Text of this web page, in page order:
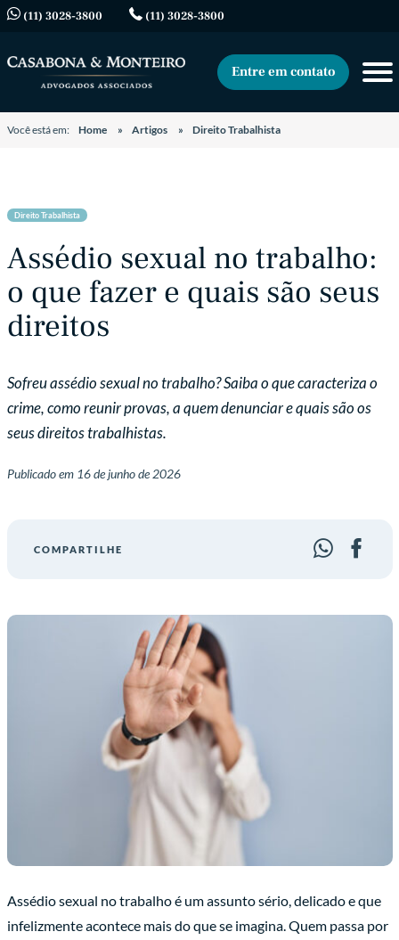
(11) 3028-3800 (11) 3028-3800
Entre em contato
Você está em: Home Artigos Direito Trabalhista
Direito Trabalhista
Assédio sexual no trabalho:
o que fazer e quais são seus
direitos
Sofreu assédio sexual no trabalho? Saiba o que caracteriza o
crime, como reunir provas, a quem denunciar e quais são os
seus direitos trabalhistas.
Publicado em 16 de junho de 2026
COMPARTILHE
Assédio sexual no trabalho é um assunto sério, delicado e que
infelizmente acontece mais do que se imagina. Quem passa por